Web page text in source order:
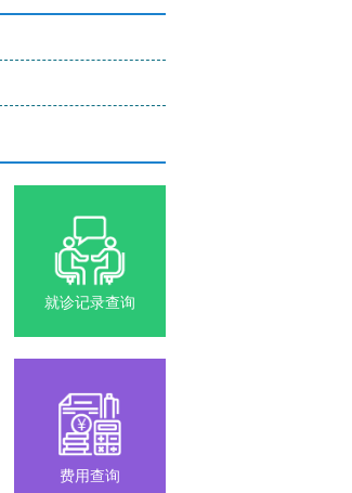
就诊记录查询
费用查询